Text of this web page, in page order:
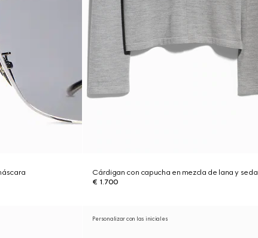
Cárdigan con capucha en mezcla de lana y seda
€ 1.700
Personalizar con las iniciales